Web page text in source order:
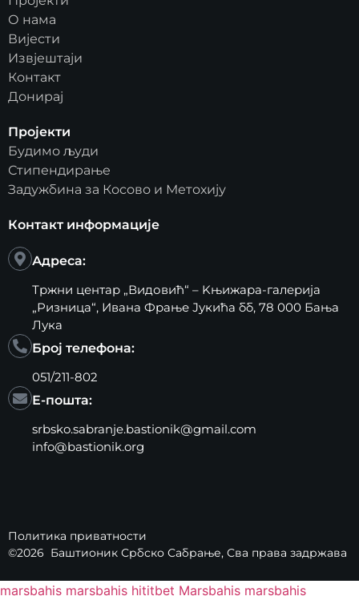
О нама
Вијести
Извјештаји
Контакт
Донирај
Пројекти
Будимо људи
Стипендирање
Задужбина за Косово и Метохију
Контакт информације
Адреса:
Тржни центар „Видовић“ – Kњижара-галерија
„Ризница“, Ивана Фрање Јукића бб, 78 000 Бања
Лука
Број телефона:
051/211-802
Е-пошта:
srbsko.sabranje.bastionik@gmail.com
info@bastionik.org
Политика приватности
©2026 Баштионик Србско Сабрање, Сва права задржава
marsbahis marsbahis hititbet Marsbahis marsbahis